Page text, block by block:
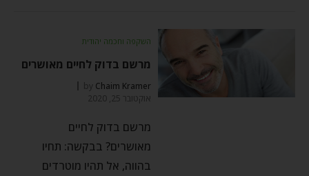
השקפה וחכמה יהודית
מרשם בדוק לחיים מאושרים
by Chaim Kramer
אוקטובר 25, 2020
מרשם בדוק לחיים
מאושרים? בבקשה: תחיו
בהווה, אל תהיו מוטרדים